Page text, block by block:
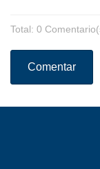
Total: 0
Comentar